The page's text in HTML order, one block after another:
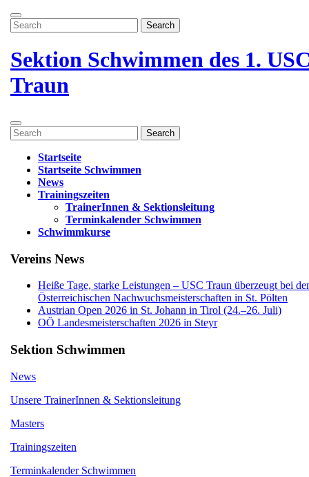
Zum
Inhalt
springen
Menü
öffnen
Search
for:
schließen
Sektion Schwimmen des 1.
Traun
Menü
öffnen
Search
for:
Startseite
Startseite Schwimmen
News
Trainingszeiten
TrainerInnen & Sektionsleitung
Terminkalender Schwimmen
Schwimmkurse
Menü
schließen
Vereins News
Heiße Tage, starke Leistungen – USC Traun überzeugt bei
Österreichischen Nachwuchsmeisterschaften in St. Pölten
Austrian Open 2026 in St. Johann in Tirol (24.–26. Juli)
OÖ Landesmeisterschaften 2026 in Steyr
Sektion Schwimmen
News
Unsere TrainerInnen & Sektionsleitung
Masters
Trainingszeiten
Terminkalender Schwimmen